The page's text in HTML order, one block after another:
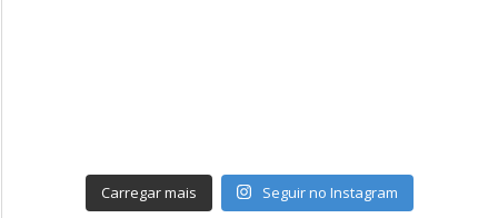
Carregar mais Seguir no Instagram